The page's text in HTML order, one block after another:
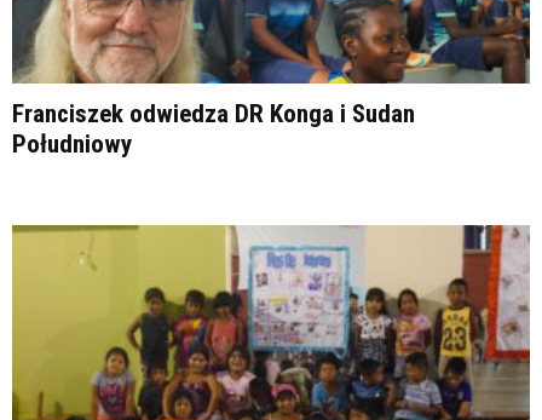
Franciszek odwiedza DR Konga i Sudan
Południowy